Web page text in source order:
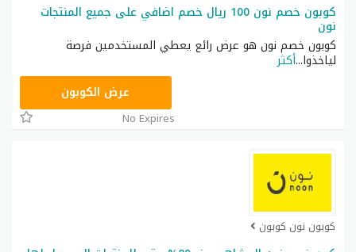
كوبون خصم نون 100 ريال خصم اضافي على جميع المنتجات
نون
كوبون خصم نون هو عرض رائع يعطي المستخدمين فرصة
لياخذوا...أكثر
عرض الكوبون
No Expires
كوبون نون كوبون